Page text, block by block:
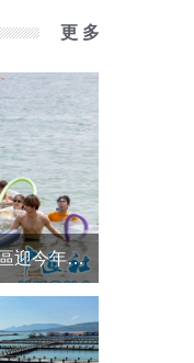
更 多
天文台錄最高氣溫34.7度 香港多區迎今年最熱一天